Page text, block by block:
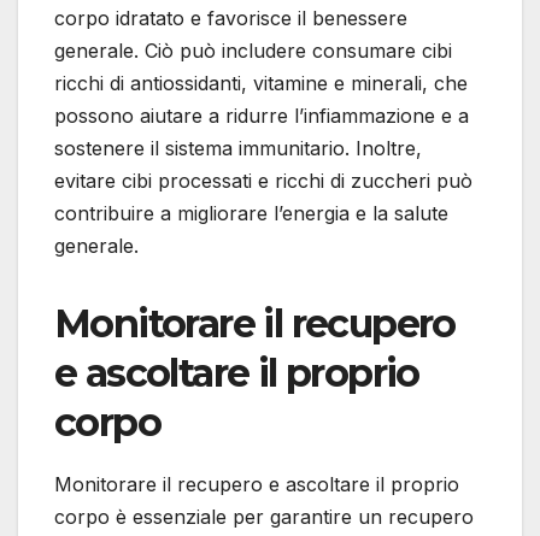
corpo idratato e favorisce il benessere
generale. Ciò può includere consumare cibi
ricchi di antiossidanti, vitamine e minerali, che
possono aiutare a ridurre l’infiammazione e a
sostenere il sistema immunitario. Inoltre,
evitare cibi processati e ricchi di zuccheri può
contribuire a migliorare l’energia e la salute
generale.
Monitorare il recupero
e ascoltare il proprio
corpo
Monitorare il recupero e ascoltare il proprio
corpo è essenziale per garantire un recupero